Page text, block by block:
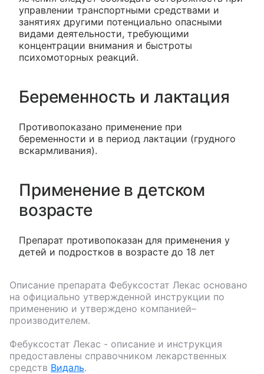
управлении транспортными средствами и
занятиях другими потенциально опасными
видами деятельности, требующими
концентрации внимания и быстроты
психомоторных реакций.
Беременность и лактация
Противопоказано применение при
беременности и в период лактации (грудного
вскармливания).
Применение в детском
возрасте
Препарат противопоказан для применения у
детей и подростков в возрасте до 18 лет
Описание препарата Фебуксостат Лекас основано
на официально утвержденной инструкции по
применению и утверждено компанией–
производителем.
Фебуксостат Лекас - описание и инструкция
предоставлены справочником лекарственных
средств Видаль.